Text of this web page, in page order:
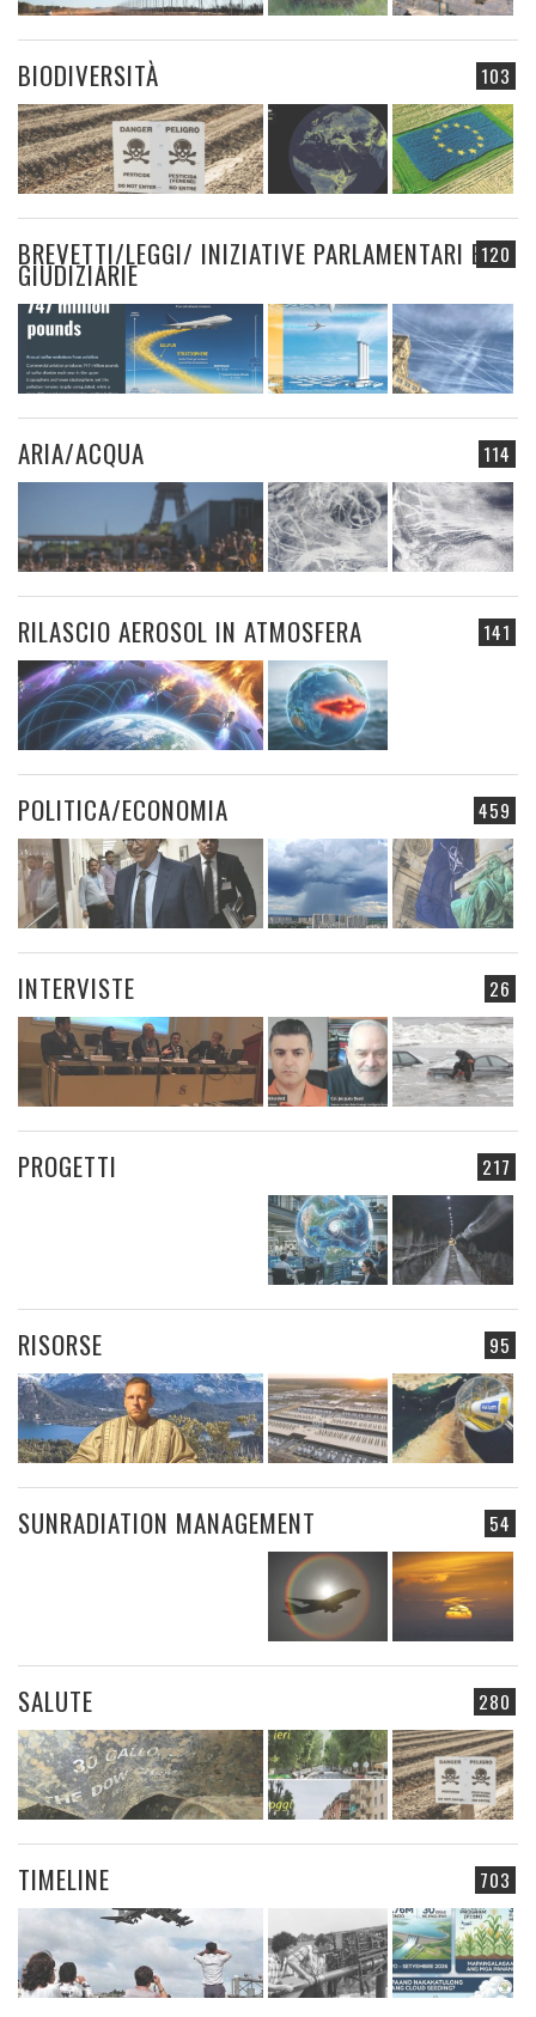
103
BIODIVERSITÀ
120
BREVETTI/LEGGI/ INIZIATIVE PARLAMENTARI E
GIUDIZIARIE
114
ARIA/ACQUA
141
RILASCIO AEROSOL IN ATMOSFERA
459
POLITICA/ECONOMIA
26
INTERVISTE
217
PROGETTI
95
RISORSE
54
SUNRADIATION MANAGEMENT
280
SALUTE
703
TIMELINE